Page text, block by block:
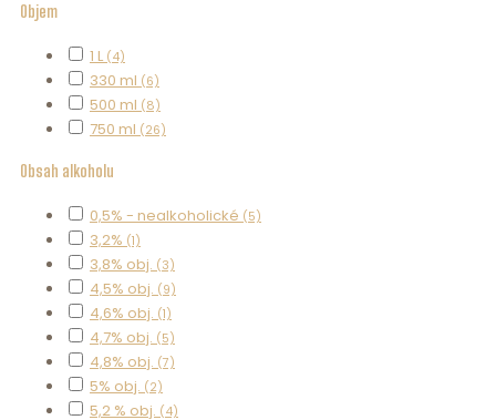
Objem
1 L (4)
330 ml (6)
500 ml (8)
750 ml (26)
Obsah alkoholu
0,5% - nealkoholické (5)
3,2% (1)
3,8% obj. (3)
4,5% obj. (9)
4,6% obj. (1)
4,7% obj. (5)
4,8% obj. (7)
5% obj. (2)
5,2 % obj. (4)